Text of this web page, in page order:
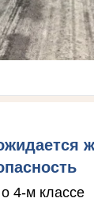
4-м классе